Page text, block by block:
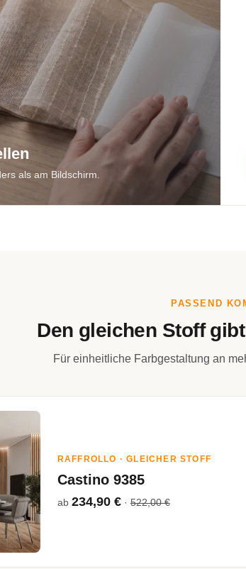
als am Bildschirm.
PASSEND
Den gleichen Stoff
Für einheitliche Farbgestaltung an
RAFFROLLO · GLEICHER STOFF
Castino 9385
ab 234,90 €·522,00 €